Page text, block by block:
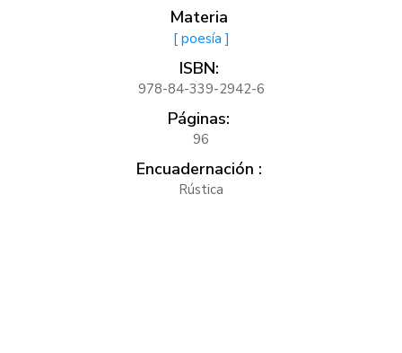
Materia
[ poesía ]
ISBN:
978-84-339-2942-6
Páginas:
96
Encuadernación :
Rústica